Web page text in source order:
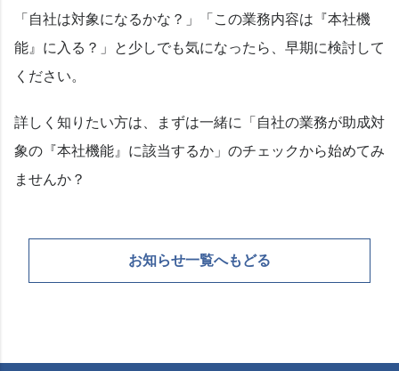
「自社は対象になるかな？」「この業務内容は『本社機
能』に入る？」と少しでも気になったら、早期に検討して
ください。
詳しく知りたい方は、まずは一緒に「自社の業務が助成対
象の『本社機能』に該当するか」のチェックから始めてみ
ませんか？
お知らせ一覧へもどる